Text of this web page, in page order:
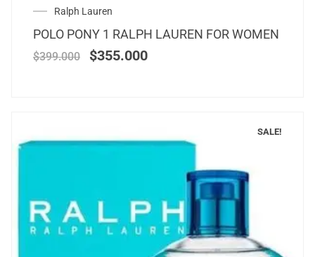
Ralph Lauren
POLO PONY 1 RALPH LAUREN FOR WOMEN
$399.000 $355.000
SALE!